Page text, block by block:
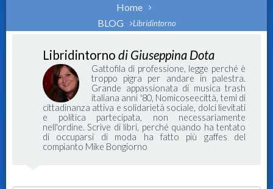
Home
BLOG
Libridintorno
Libridintorno di Giuseppina Dota
Gattofila di professione, legge perché è
troppo pigra per andare in palestra.
Grande appassionata di musica trash
italiana anni '80, Nomicoseecittà, temi di
cittadinanza attiva e solidarietà sociale, dolci lievitati
e politica partecipata, non necessariamente
nell'ordine. Scrive di libri, perché quando ha tentato
di occuparsi di moda ha fatto più gaffes del
compianto Mike Bongiorno